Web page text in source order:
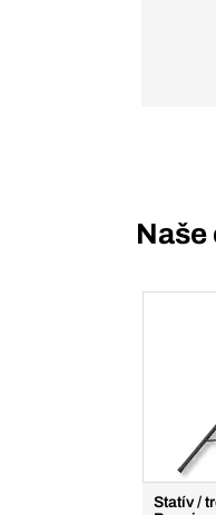
Naše
Statív /